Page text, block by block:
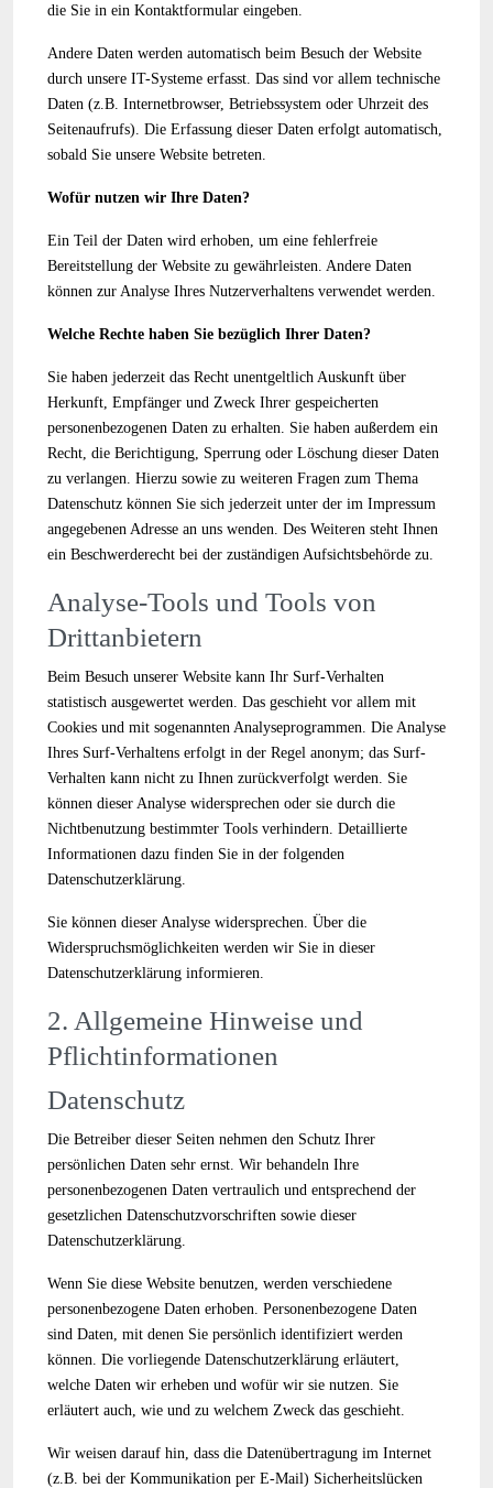
die Sie in ein Kontaktformular eingeben.
Andere Daten werden automatisch beim Besuch der Website
durch unsere IT-Systeme erfasst. Das sind vor allem technische
Daten (z.B. Internetbrowser, Betriebssystem oder Uhrzeit des
Seitenaufrufs). Die Erfassung dieser Daten erfolgt automatisch,
sobald Sie unsere Website betreten.
Wofür nutzen wir Ihre Daten?
Ein Teil der Daten wird erhoben, um eine fehlerfreie
Bereitstellung der Website zu gewährleisten. Andere Daten
können zur Analyse Ihres Nutzerverhaltens verwendet werden.
Welche Rechte haben Sie bezüglich Ihrer Daten?
Sie haben jederzeit das Recht unentgeltlich Auskunft über
Herkunft, Empfänger und Zweck Ihrer gespeicherten
personenbezogenen Daten zu erhalten. Sie haben außerdem ein
Recht, die Berichtigung, Sperrung oder Löschung dieser Daten
zu verlangen. Hierzu sowie zu weiteren Fragen zum Thema
Datenschutz können Sie sich jederzeit unter der im Impressum
angegebenen Adresse an uns wenden. Des Weiteren steht Ihnen
ein Beschwerderecht bei der zuständigen Aufsichtsbehörde zu.
Analyse-Tools und Tools von
Drittanbietern
Beim Besuch unserer Website kann Ihr Surf-Verhalten
statistisch ausgewertet werden. Das geschieht vor allem mit
Cookies und mit sogenannten Analyseprogrammen. Die Analyse
Ihres Surf-Verhaltens erfolgt in der Regel anonym; das Surf-
Verhalten kann nicht zu Ihnen zurückverfolgt werden. Sie
können dieser Analyse widersprechen oder sie durch die
Nichtbenutzung bestimmter Tools verhindern. Detaillierte
Informationen dazu finden Sie in der folgenden
Datenschutzerklärung.
Sie können dieser Analyse widersprechen. Über die
Widerspruchsmöglichkeiten werden wir Sie in dieser
Datenschutzerklärung informieren.
2. Allgemeine Hinweise und
Pflichtinformationen
Datenschutz
Die Betreiber dieser Seiten nehmen den Schutz Ihrer
persönlichen Daten sehr ernst. Wir behandeln Ihre
personenbezogenen Daten vertraulich und entsprechend der
gesetzlichen Datenschutzvorschriften sowie dieser
Datenschutzerklärung.
Wenn Sie diese Website benutzen, werden verschiedene
personenbezogene Daten erhoben. Personenbezogene Daten
sind Daten, mit denen Sie persönlich identifiziert werden
können. Die vorliegende Datenschutzerklärung erläutert,
welche Daten wir erheben und wofür wir sie nutzen. Sie
erläutert auch, wie und zu welchem Zweck das geschieht.
Wir weisen darauf hin, dass die Datenübertragung im Internet
(z.B. bei der Kommunikation per E-Mail) Sicherheitslücken